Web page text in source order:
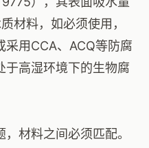
材料，如必须使用，
采用CCA、ACQ等防腐
于高湿环境下的生物腐
材料之间必须匹配。